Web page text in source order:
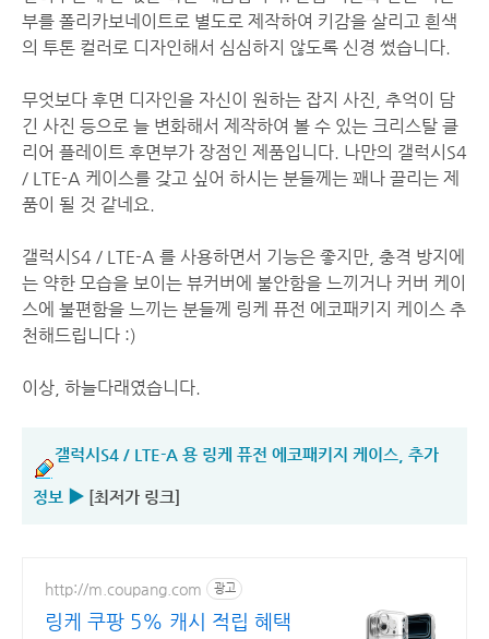
부를 폴리카보네이트로 별도로 제작하여 키감을 살리고 흰색
의 투톤 컬러로 디자인해서 심심하지 않도록 신경 썼습니다.
무엇보다 후면 디자인을 자신이 원하는 잡지 사진, 추억이 담
긴 사진 등으로 늘 변화해서 제작하여 볼 수 있는 크리스탈 클
리어 플레이트 후면부가 장점인 제품입니다. 나만의 갤럭시S4
/ LTE-A 케이스를 갖고 싶어 하시는 분들께는 꽤나 끌리는 제
품이 될 것 같네요.
갤럭시S4 / LTE-A 를 사용하면서 기능은 좋지만, 충격 방지에
는 약한 모습을 보이는 뷰커버에 불안함을 느끼거나 커버 케이
스에 불편함을 느끼는 분들께 링케 퓨전 에코패키지 케이스 추
천해드립니다 :)
이상, 하늘다래였습니다.
갤럭시S4 / LTE-A 용 링케 퓨전 에코패키지 케이스, 추가
정보 ▶ [최저가 링크]
http://m.coupang.com 광고
링케 쿠팡 5% 캐시 적립 혜택